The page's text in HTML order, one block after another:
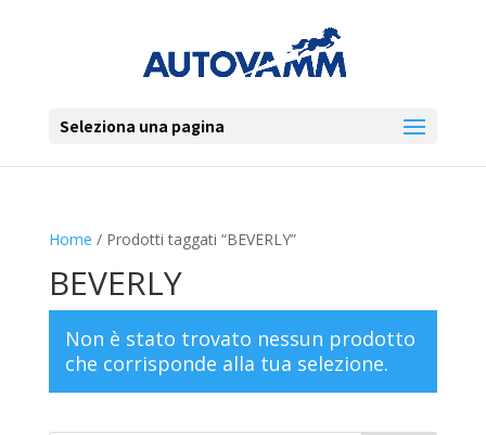
Seleziona una pagina
Home / Prodotti taggati “BEVERLY”
BEVERLY
Non è stato trovato nessun prodotto
che corrisponde alla tua selezione.